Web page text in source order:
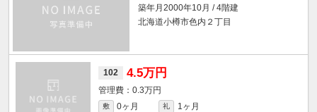
築年月2000年10月 / 4階建
北海道小樽市色内２丁目
102 4.5万円
0.3万円
敷 0ヶ月 礼
1ヶ月